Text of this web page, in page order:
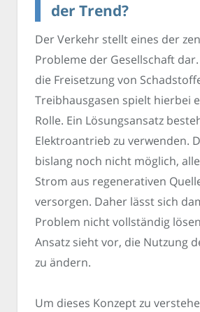
der Trend?
Der Verkehr stellt eines der
Probleme der Gesellschaft
die Freisetzung von
Treibhausgasen spielt hierbei
Rolle. Ein Lösungsansatz
Elektroantrieb zu verwenden.
bislang noch nicht möglich,
Strom aus regenerativen
versorgen. Daher lässt sich
Problem nicht vollständig
Ansatz sieht vor, die Nutzung
zu ändern.
Um dieses Konzept zu